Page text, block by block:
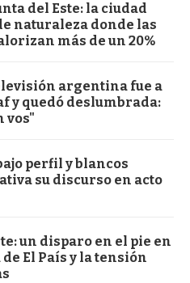
del Este: la ciudad
naturaleza donde las
más de un 20%
argentina fue a
y quedó deslumbrada:
vos"
perfil y blancos
su discurso en acto
un disparo en el pie en
El País y la tensión